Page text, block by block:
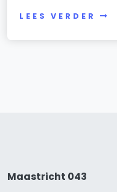
LEES VERDER
Maastricht 043